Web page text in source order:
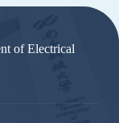
of Electrical